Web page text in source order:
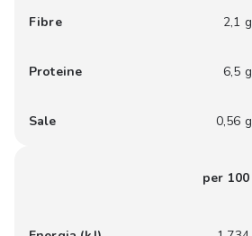
Fibre 2,1 g
Proteine 6,5 g
Sale 0,56 g
per 100